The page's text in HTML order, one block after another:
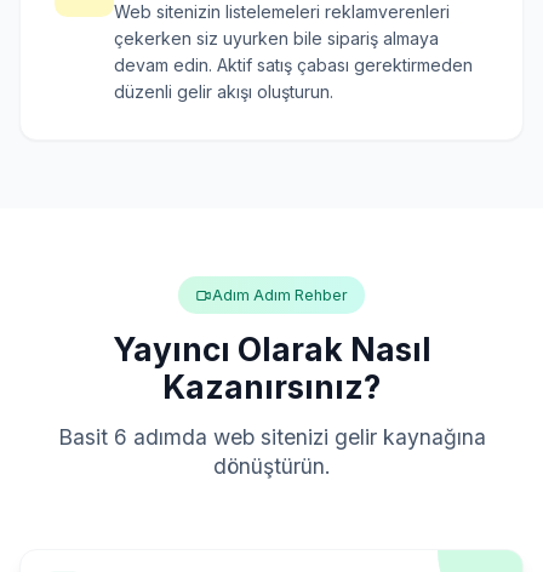
Web sitenizin listelemeleri reklamverenleri
çekerken siz uyurken bile sipariş almaya
devam edin. Aktif satış çabası gerektirmeden
düzenli gelir akışı oluşturun.
Adım Adım Rehber
Yayıncı Olarak Nasıl
Kazanırsınız?
Basit 6 adımda web sitenizi gelir kaynağına
dönüştürün.